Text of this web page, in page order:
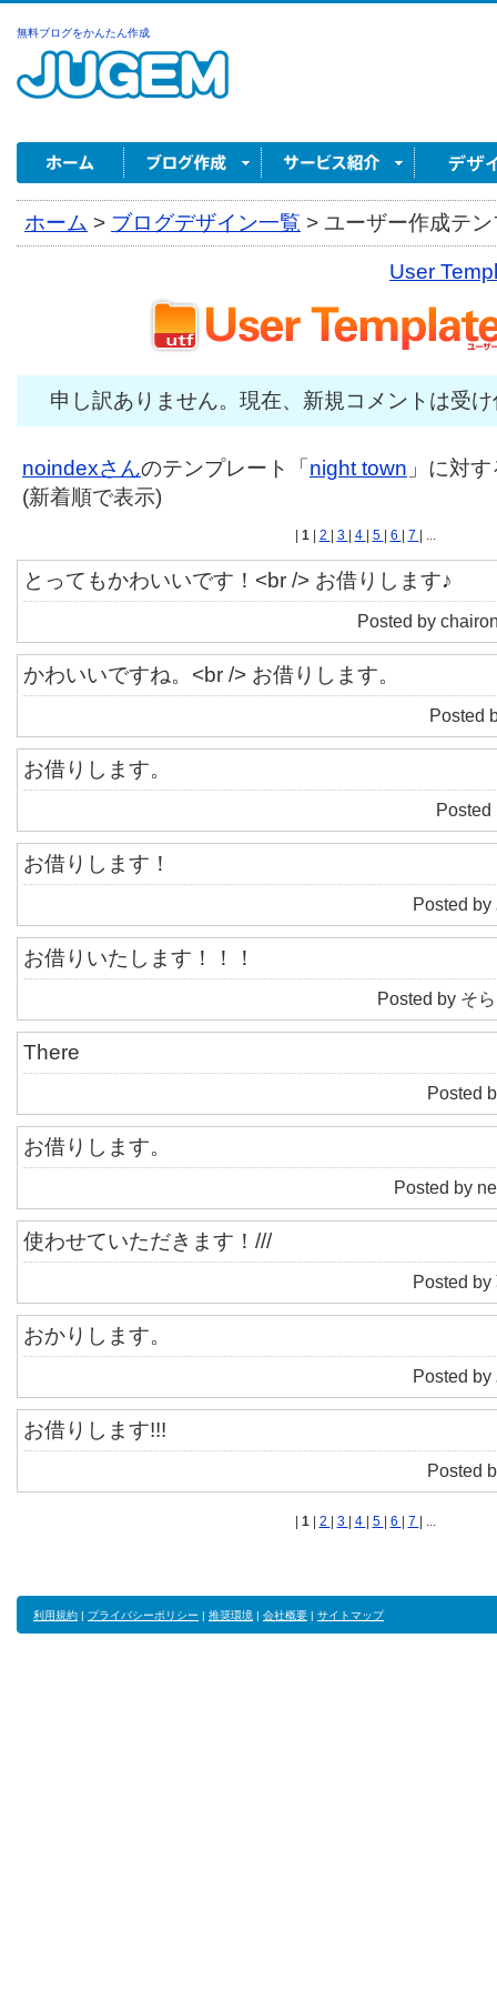
無料ブログをかんたん作成
ホーム > ブログデザイン一覧 > ユーザー作成テ
User
申し訳ありません。現在、新規コメントは受
noindexさんのテンプレート「 night town 」に対
(新着順で表示)
1 2 3 4 5 6 7 | ...
とってもかわいいです！<br /> お借りします♪
Posted by
かわいいですね。<br /> お借りします。
Posted
お借りします。
Posted
お借りします！
Posted by
お借りいたします！！！
Posted by そ
There
Posted
お借りします。
Posted by
使わせていただきます！///
Posted by
おかりします。
Posted by
お借りします!!!
Posted
1 2 3 4 5 6 7 | ...
利用規約 | プライバシーポリシー | 推奨環境 | 会社概要 | サイトマップ